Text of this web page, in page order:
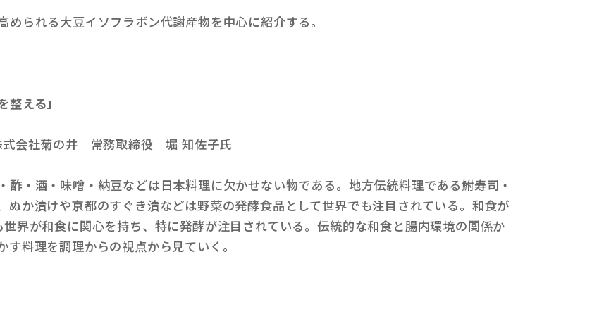
られる大豆イソフラボン代謝産物を中心に紹介する。
える」
会社菊の井 常務取締役 堀 知佐子氏
・酒・味噌・納豆などは日本料理に欠かせない物である。地方伝統料理である鮒寿司・
ぬか漬けや京都のすぐき漬などは野菜の発酵食品として世界でも注目されている。和食が
界が和食に関心を持ち、特に発酵が注目されている。伝統的な和食と腸内環境の関係か
料理を調理からの視点から見ていく。